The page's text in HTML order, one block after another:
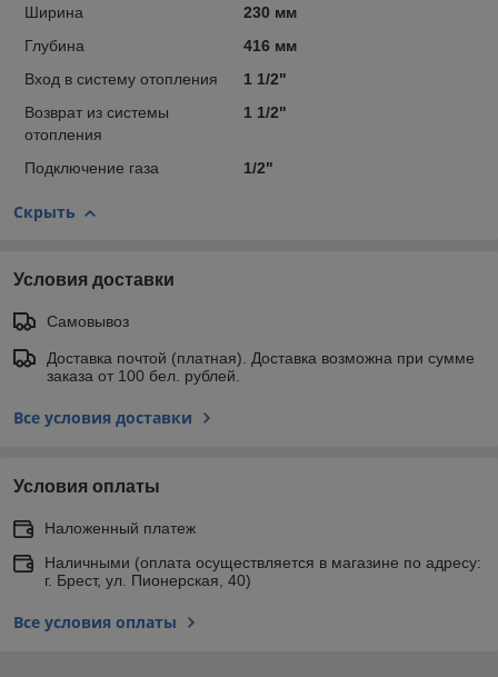
Ширина
230 мм
Глубина
416 мм
Вход в систему отопления
1 1/2"
Возврат из системы
отопления
1 1/2"
Подключение газа 1/2"
Скрыть
Условия доставки
Самовывоз
Доставка почтой (платная). Доставка возможна при сумме
заказа от 100 бел. рублей.
Все условия доставки
Условия оплаты
Наложенный платеж
Наличными (оплата осуществляется в магазине по адресу:
г. Брест, ул. Пионерская, 40)
Все условия оплаты